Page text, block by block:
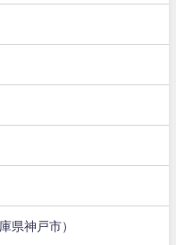
県神戸市）